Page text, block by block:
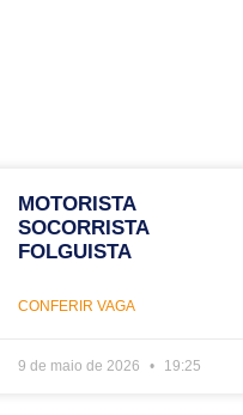
MOTORISTA
SOCORRISTA
FOLGUISTA
CONFERIR VAGA
9 de maio de 2026 19:25